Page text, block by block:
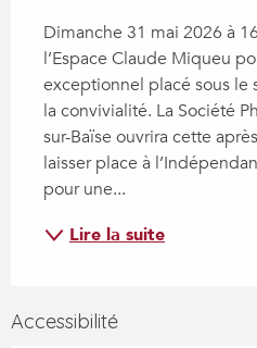
Dimanche 31 mai 2026 à
l’Espace Claude Miqueu
exceptionnel placé sous le
la convivialité. La Société
sur-Baïse ouvrira cette
laisser place à
pour une...
Lire la suite
Accessibilité